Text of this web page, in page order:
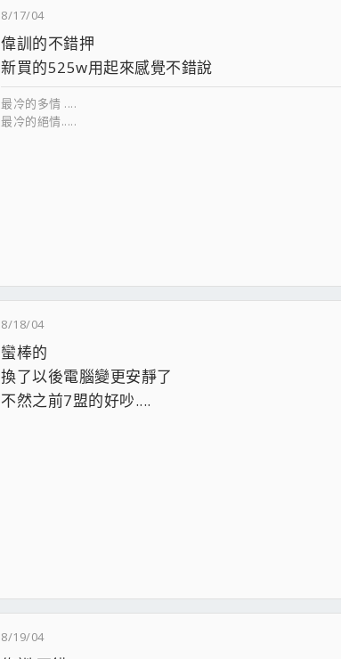
8/17/04
偉訓的不錯押
新買的525w用起來感覺不錯說
最冷的多情 ....
最冷的絕情.....
8/18/04
蠻棒的
換了以後電腦變更安靜了
不然之前7盟的好吵....
8/19/04